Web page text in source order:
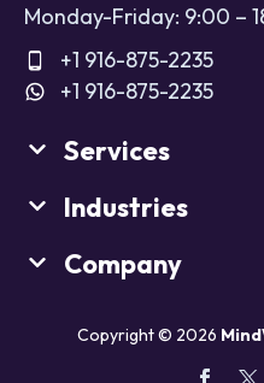
Monday-Friday: 9:00 –
+1 916-875-2235
+1 916-875-2235
Services
Industries
Company
Copyright © 2026